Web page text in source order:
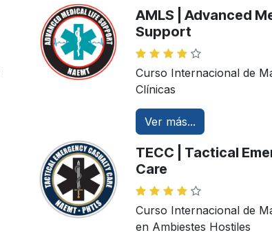
AMLS | Advanced
Support
Curso Internacional de
Clínicas
Ver más...
TECC | Tactical
Care
Curso Internacional de
en Ambiestes Hostiles